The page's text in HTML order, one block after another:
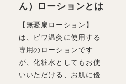
ん）ローションとは
【無憂扇ローション】
は、ビワ温灸に使用する
専用のローションです
が、化粧水としてもお使
いいただける、お肌に優